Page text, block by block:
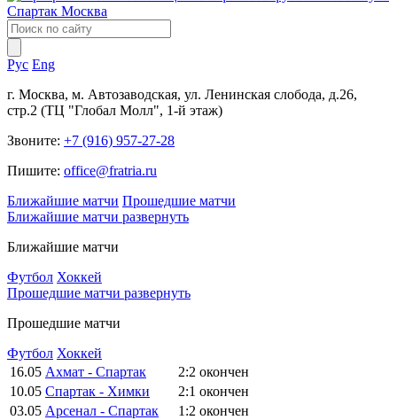
Рус Eng
г. Москва, м. Автозаводская, ул. Ленинская слобода, д.26,
стр.2 (ТЦ "Глобал Молл", 1-й этаж)
Звоните: +7 (916) 957-27-28
Пишите: office@fratria.ru
Ближайшие матчи Прошедшие матчи
Ближайшие матчи развернуть
Ближайшие матчи
Футбол Хоккей
Прошедшие матчи развернуть
Прошедшие матчи
Футбол Хоккей
16.05 Ахмат - Спартак 2:2 окончен
10.05 Спартак - Химки 2:1 окончен
03.05 Арсенал - Спартак 1:2 окончен